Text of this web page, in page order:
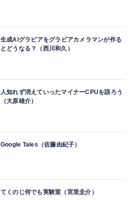
生成AIグラビアをグラビアカメラマンが作る
とどうなる？（西川和久）
人知れず消えていったマイナーCPUを語ろう
（大原雄介）
Google Tales（佐藤由紀子）
てくのじ何でも実験室（宮里圭介）